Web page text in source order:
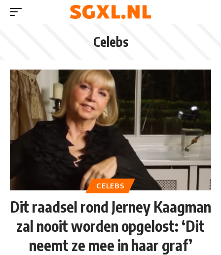
Celebs
CELEBS
Dit raadsel rond Jerney Kaagman
zal nooit worden opgelost: ‘Dit
neemt ze mee in haar graf’